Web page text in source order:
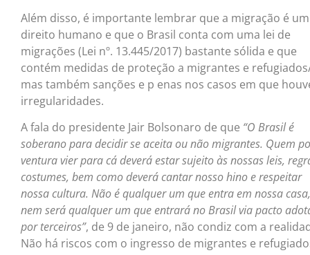
Além disso, é importante lembrar que a migração é um
direito humano e que o Brasil conta com uma lei de
migrações (Lei nº. 13.445/2017) bastante sólida e que
contém medidas de proteção a migrantes e
mas também sanções e p enas nos casos em que
irregularidades.
A fala do presidente Jair Bolsonaro de que “O Brasil é
soberano para decidir se aceita ou não migrantes. Quem
ventura vier para cá deverá estar sujeito às nossas leis,
costumes, bem como deverá cantar nosso hino e respeitar
nossa cultura. Não é qualquer um que entra em nossa casa,
nem será qualquer um que entrará no Brasil via pacto
por terceiros”, de 9 de janeiro, não condiz com a
Não há riscos com o ingresso de migrantes e